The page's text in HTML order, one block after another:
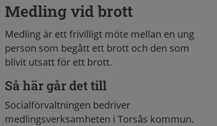
Medling vid brott
Medling är ett frivilligt möte mellan en ung
person som begått ett brott och den som
blivit utsatt för ett brott.
Så här går det till
Socialförvaltningen bedriver
medlingsverksamheten i Torsås kommun.